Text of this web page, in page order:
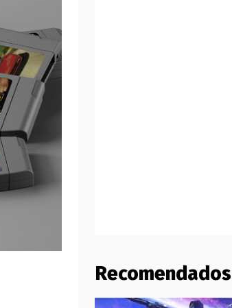
Recomendados